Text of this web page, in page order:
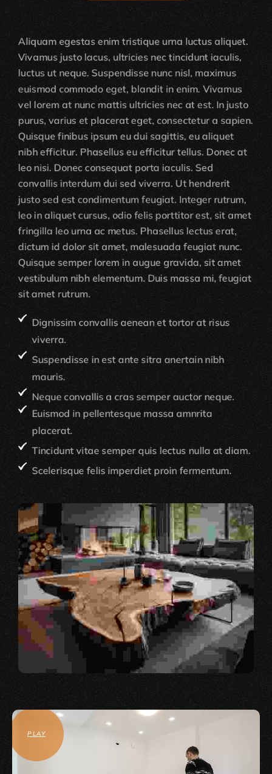
Aliquam egestas enim tristique urna luctus aliquet.
Vivamus justo lacus, ultricies nec tincidunt iaculis,
luctus ut neque. Suspendisse nunc nisl, maximus
euismod commodo eget, blandit in enim. Vivamus
vel lorem at nunc mattis ultricies nec at est. In justo
purus, varius et placerat eget, consectetur a sapien.
Quisque finibus ipsum eu dui sagittis, eu aliquet
nibh efficitur. Phasellus eu efficitur tellus. Donec at
leo nisi. Donec consequat porta iaculis. Sed
convallis interdum dui sed viverra. Ut hendrerit
justo sed est condimentum feugiat. Integer rutrum,
leo in aliquet cursus, odio felis porttitor est, sit amet
fringilla leo urna ac metus. Phasellus lectus erat,
dictum id dolor sit amet, malesuada feugiat nunc.
Quisque semper lorem in augue gravida, sit amet
vestibulum nibh elementum. Duis massa mi, feugiat
sit amet rutrum.
Dignissim convallis aenean et tortor at risus
viverra.
Suspendisse in est ante sitra anertain nibh
mauris.
Neque convallis a cras semper auctor neque.
Euismod in pellentesque massa amnrita
placerat.
Tincidunt vitae semper quis lectus nulla at diam.
Scelerisque felis imperdiet proin fermentum.